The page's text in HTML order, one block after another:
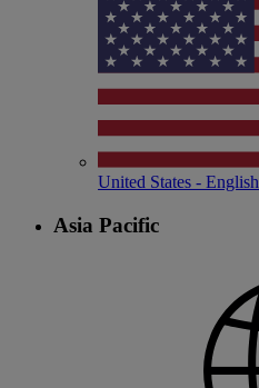
United States - English
Asia Pacific